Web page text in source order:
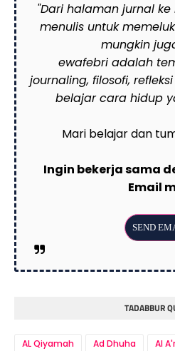
"Dari halaman jurnal
menulis untuk
mungkin
ewafebri adalah
journaling, filosofi,
belajar cara hidup
Mari belajar dan
Ingin bekerja sama
Email
TADABBUR
AL Qiyamah Ad Dhuha Al